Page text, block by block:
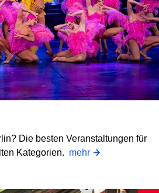
Die besten Veranstaltungen für
Kategorien. mehr